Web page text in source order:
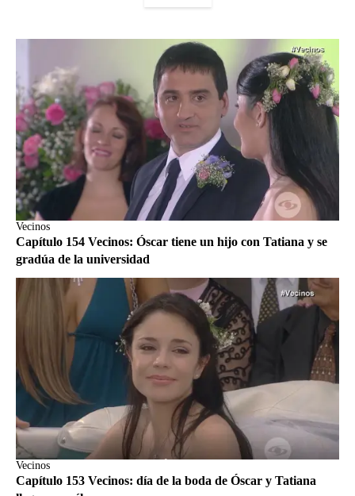
Vecinos
Capítulo 154 Vecinos: Óscar tiene un hijo con Tatiana y se
gradúa de la universidad
Vecinos
Capítulo 153 Vecinos: día de la boda de Óscar y Tatiana